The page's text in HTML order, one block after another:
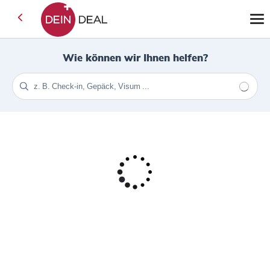
Wie können wir Ihnen helfen?